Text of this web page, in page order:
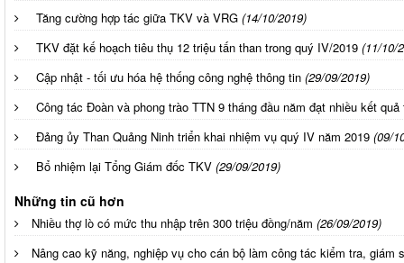
Tăng cường hợp tác giữa TKV và VRG (14/10/2019)
TKV đặt kế hoạch tiêu thụ 12 triệu tấn than trong quý IV/2019 (11/10/
Cập nhật - tối ưu hóa hệ thống công nghệ thông tin (29/09/2019)
Công tác Đoàn và phong trào TTN 9 tháng đầu năm đạt nhiều kết
Đảng ủy Than Quảng Ninh triển khai nhiệm vụ quý IV năm 2019 (09/
Bổ nhiệm lại Tổng Giám đốc TKV (29/09/2019)
Những tin cũ hơn
Nhiều thợ lò có mức thu nhập trên 300 triệu đồng/năm (26/09/2019)
Nâng cao kỹ năng, nghiệp vụ cho cán bộ làm công tác kiểm tra, giám